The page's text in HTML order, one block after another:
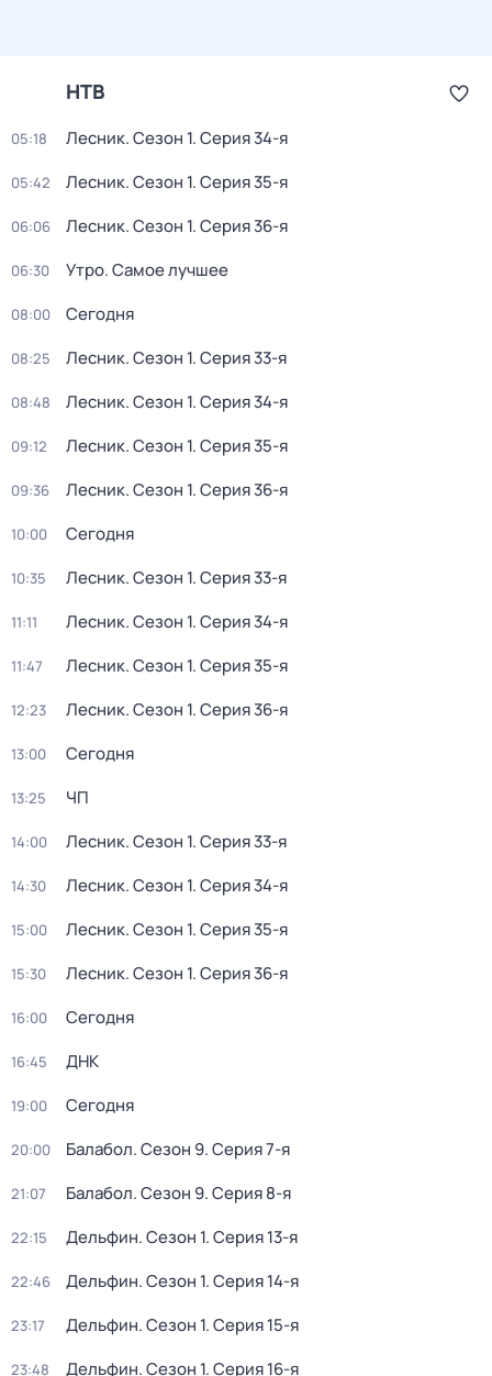
НТВ
05:18 Лесник. Сезон 1. Серия 34-я
05:42 Лесник. Сезон 1. Серия 35-я
06:06 Лесник. Сезон 1. Серия 36-я
06:30 Утро. Самое лучшее
08:00 Сегодня
08:25 Лесник. Сезон 1. Серия 33-я
08:48 Лесник. Сезон 1. Серия 34-я
09:12 Лесник. Сезон 1. Серия 35-я
09:36 Лесник. Сезон 1. Серия 36-я
10:00 Сегодня
10:35 Лесник. Сезон 1. Серия 33-я
11:11 Лесник. Сезон 1. Серия 34-я
11:47 Лесник. Сезон 1. Серия 35-я
12:23 Лесник. Сезон 1. Серия 36-я
13:00 Сегодня
13:25 ЧП
14:00 Лесник. Сезон 1. Серия 33-я
14:30 Лесник. Сезон 1. Серия 34-я
15:00 Лесник. Сезон 1. Серия 35-я
15:30 Лесник. Сезон 1. Серия 36-я
16:00 Сегодня
16:45 ДНК
19:00 Сегодня
20:00 Балабол. Сезон 9. Серия 7-я
21:07 Балабол. Сезон 9. Серия 8-я
22:15 Дельфин. Сезон 1. Серия 13-я
22:46 Дельфин. Сезон 1. Серия 14-я
23:17 Дельфин. Сезон 1. Серия 15-я
23:48 Дельфин. Сезон 1. Серия 16-я